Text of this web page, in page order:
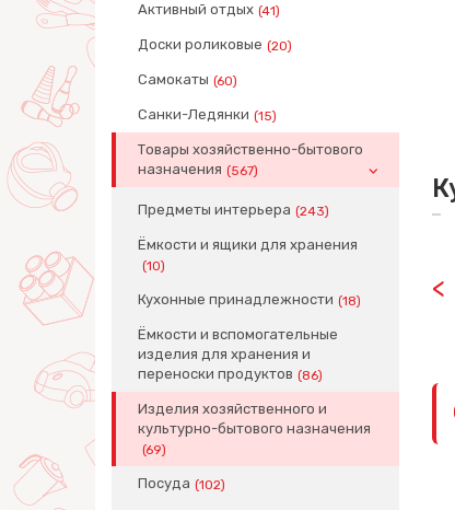
Активный отдых (41)
Доски роликовые (20)
Самокаты (60)
Санки-Ледянки (15)
Товары хозяйственно-бытового
назначения (567)
Предметы интерьера (243)
Ёмкости и ящики для хранения
(10)
Кухонные принадлежности (18)
Ёмкости и вспомогательные
изделия для хранения и
переноски продуктов (86)
Изделия хозяйственного и
культурно-бытового назначения
(69)
Посуда (102)